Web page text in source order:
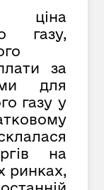
ціна
газу,
за
для
газу у
на
ринках,